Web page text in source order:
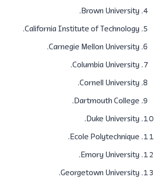
Brown University.
​California Institute of Technology.
​Carnegie Mellon University.
​Columbia University.
​Cornell University.
​Dartmouth College.
Duke University.
Ecole Polytechnique.
​Emory University.
​Georgetown University.